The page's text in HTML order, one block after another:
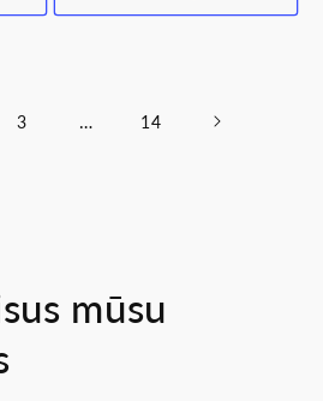
3 14
mūsu